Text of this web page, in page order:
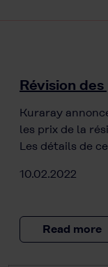
Révision
Kuraray
les prix de la
Les détails de
10.02.2022
Read more